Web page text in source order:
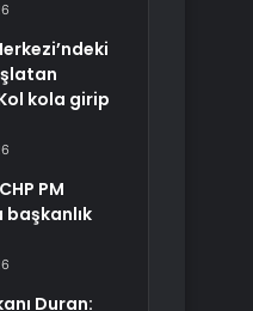
kola girip
PM
başkanlık
Duran: